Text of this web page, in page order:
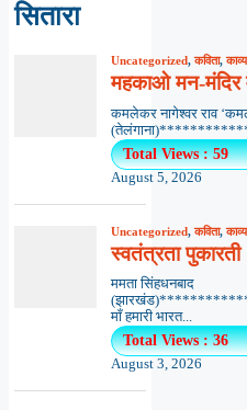
सितारा
Uncategorized,कविता,
महकाओ मन-मंदिर
कमलेकर नागेश्वर राव
Total Views : 59
August 5, 2026
Uncategorized,कविता,
स्वतंत्रता पुकारती
ममता सिंहधनबाद
माँ हमारी भारत...
Total Views : 36
August 3, 2026